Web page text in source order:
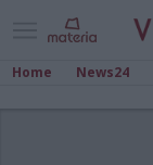
Home News24